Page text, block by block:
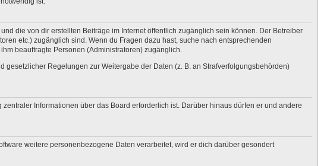
die von dir erstellten Beiträge im Internet öffentlich zugänglich sein können. Der Betreiber
etc.) zugänglich sind. Wenn du Fragen dazu hast, suche nach entsprechenden
beauftragte Personen (Administratoren) zugänglich.
Regelungen zur Weitergabe der Daten (z. B. an Strafverfolgungsbehörden)
Informationen über das Board erforderlich ist. Darüber hinaus dürfen er und andere
weitere personenbezogene Daten verarbeitet, wird er dich darüber gesondert